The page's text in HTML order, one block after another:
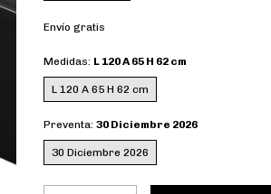
Envío gratis
Medidas: L 120 A 65 H 62 cm
L 120 A 65 H 62 cm
Preventa: 30 Diciembre 2026
30 Diciembre 2026